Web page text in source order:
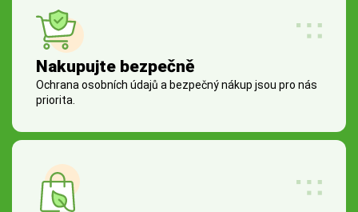
Nakupujte bezpečně
Ochrana osobních údajů a bezpečný nákup jsou pro nás
priorita.